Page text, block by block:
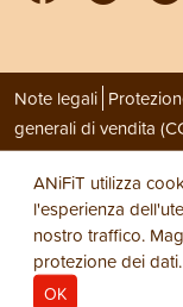
Note legali
generali di vendita
ANiFiT utilizza
l'esperienza
nostro traffico.
protezione dei dati.
OK